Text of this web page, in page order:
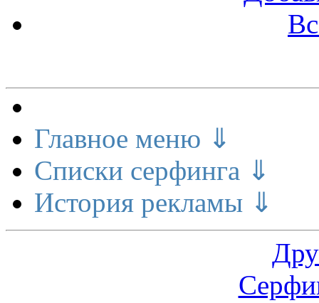
Главное меню ⇓
Списки серфинга ⇓
История рекламы ⇓